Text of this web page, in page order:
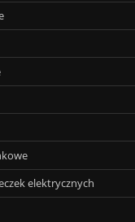
elektrycznych